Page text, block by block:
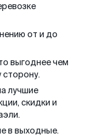
от и до
выгоднее чем
лучшие
скидки и
в выходные.